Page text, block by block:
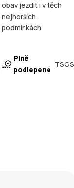
obav jezdit i v těch
nejhorších
podmínkách.
Plně
podlepené
TSGS